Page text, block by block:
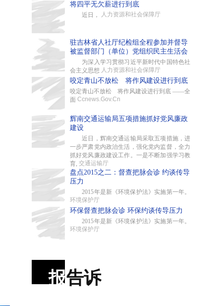
将四平无欠薪进行到底
近日， 人力资源和社会保障厅
驻吉林省人社厅纪检组全程参加并督导
被监督部门（单位）党组织民主生活会
为深入学习贯彻习近平新时代中国特色社
会主义思想 人力资源和社会保障厅
咬定青山不放松 将作风建设进行到底
咬定青山不放松 将作风建设进行到底 ——全
面 Ccnews.Gov.Cn
辉南交通运输局五项措施抓好党风廉政
建设
近日，辉南交通运输局采取五项措施，进
一步严肃党内政治生活，强化党内监督，全力
抓好党风廉政建设工作。一是不断加强学习教
育, 交通运输厅
盘点2015之二：督查把脉会诊 约谈传导
压力
2015年是新《环境保护法》实施第一年。
环境保护厅
环保督查把脉会诊 环保约谈传导压力
2015年是新《环境保护法》实施第一年。
环境保护厅
报告诉